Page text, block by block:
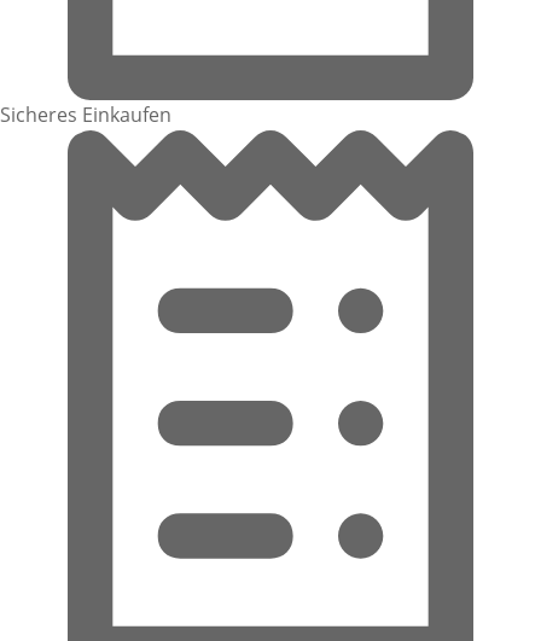
Sicheres Einkaufen